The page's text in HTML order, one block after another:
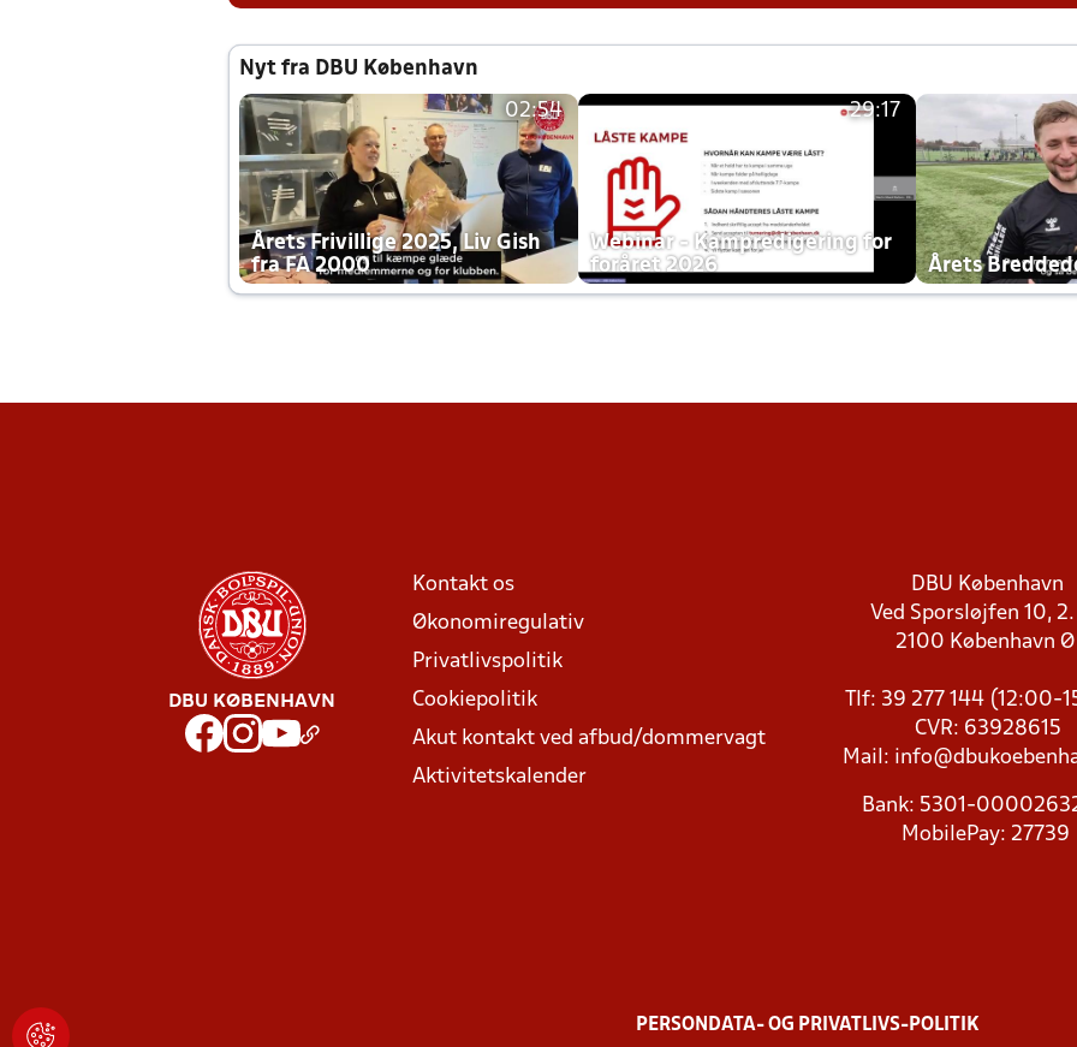
Nyt fra DBU København
02:54
Årets Frivillige 2025, Liv Gish
fra FA 2000
29:17
Webinar - Kampredigering for
foråret 2026
Årets
DBU KØBENHAVN
Kontakt os
Økonomiregulativ
Privatlivspolitik
Cookiepolitik
Akut kontakt ved afbud/dommervagt
Aktivitetskalender
DBU København
Ved Sporsløjfen 10, 2.
2100 København Ø
Tlf: 39 277 144 (12:00-
CVR: 63928615
Mail:
Bank: 5301-
MobilePay: 27739
PERSONDATA- OG PRIVATLIVS-POLITIK